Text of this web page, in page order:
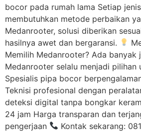
bocor pada rumah lama Setiap
membutuhkan metode perbaikan
Medanrooter, solusi diberikan
hasilnya awet dan bergaransi.
Memilih Medanrooter? Ada banyak
Medanrooter selalu menjadi pilihan
Spesialis pipa bocor
Teknisi profesional dengan
deteksi digital tanpa bongkar
24 jam Harga transparan dan
pengerjaan
Kontak sekarang: